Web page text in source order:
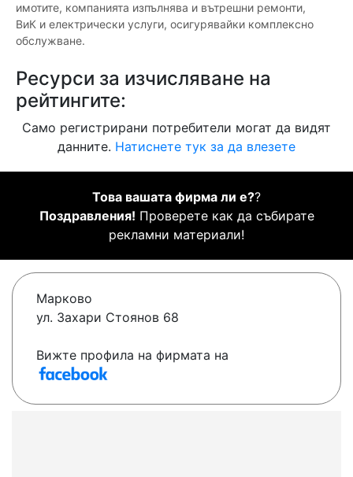
имотите, компанията изпълнява и вътрешни ремонти,
ВиК и електрически услуги, осигурявайки комплексно
обслужване.
Ресурси за изчисляване на
рейтингите:
Само регистрирани потребители могат да видят
данните. Натиснете тук за да влезете
Това вашата фирма ли е??
Поздравления! Проверете как да събирате
рекламни материали!
Марково
ул. Захари Стоянов 68
Вижте профила на фирмата на